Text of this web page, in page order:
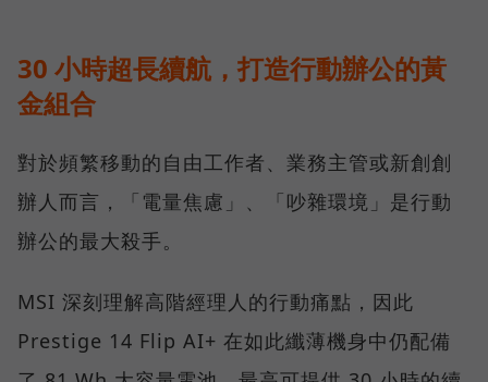
30 小時超長續航，打造行動辦公的黃
金組合
對於頻繁移動的自由工作者、業務主管或新創創
辦人而言，「電量焦慮」、「吵雜環境」是行動
辦公的最大殺手。
MSI 深刻理解高階經理人的行動痛點，因此
Prestige 14 Flip AI+ 在如此纖薄機身中仍配備